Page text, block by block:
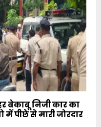
बेकाबू निजी कार का
में पीछे से मारी जोरदार